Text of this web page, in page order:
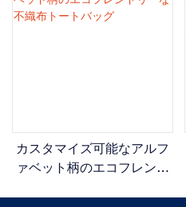
カスタマイズ可能なアルフ
ァベット柄のエコフレンド